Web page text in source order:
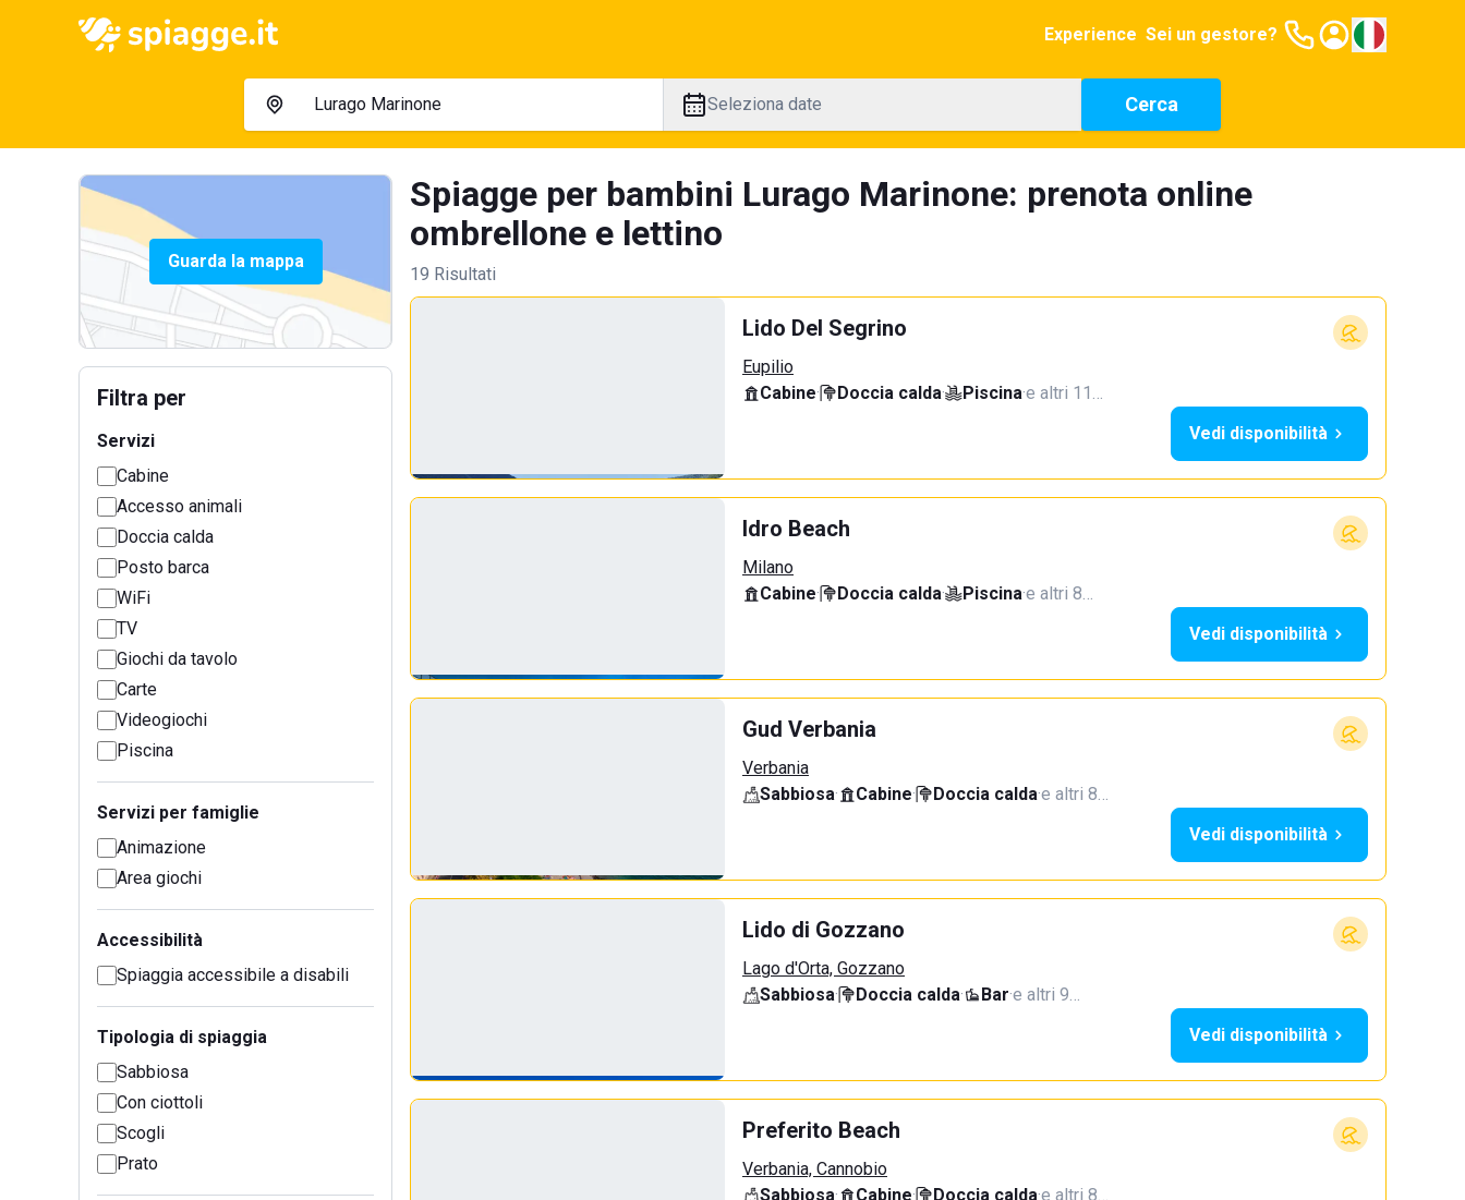
Experience Sei un gestore?
Seleziona date Cerca
Guarda la mappa
Filtra per
Servizi
Cabine
Accesso animali
Doccia calda
Posto barca
WiFi
TV
Giochi da tavolo
Carte
Videogiochi
Piscina
Servizi per famiglie
Animazione
Area giochi
Accessibilità
Spiaggia accessibile a disabili
Tipologia di spiaggia
Sabbiosa
Con ciottoli
Scogli
Prato
Spiagge per bambini Lurago Marinone: prenota online
ombrellone e lettino
19 Risultati
Lido Del Segrino
Eupilio
Cabine· Doccia calda· Piscina·e altri 11…
Vedi disponibilità
Idro Beach
Milano
Cabine· Doccia calda· Piscina·e altri 8…
Vedi disponibilità
Gud Verbania
Verbania
Sabbiosa· Cabine· Doccia calda·e altri 8…
Vedi disponibilità
Lido di Gozzano
Lago d'Orta, Gozzano
Sabbiosa· Doccia calda· Bar·e altri 9…
Vedi disponibilità
Preferito Beach
Verbania, Cannobio
Sabbiosa· Cabine· Doccia calda·e altri 8…